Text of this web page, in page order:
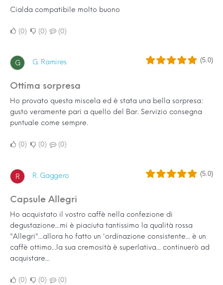
Cialda compatibile molto buono
0 0 0
G G. Ramires (5.0)
Ottima sorpresa
Ho provato questa miscela ed è stata una bella sorpresa:
gusto veramente pari a quello del Bar. Servizio consegna
puntuale come sempre.
0 0 0
R R. Gaggero (5.0)
Capsule Allegri
Ho acquistato il vostro caffè nella confezione di
degustazione...mi è piaciuta tantissimo la qualità rossa
"Allegri"...allora ho fatto un 'ordinazione consistente... è un
caffè ottimo...la sua cremosità è superlativa... continuerò ad
acquistare...
0 0 0